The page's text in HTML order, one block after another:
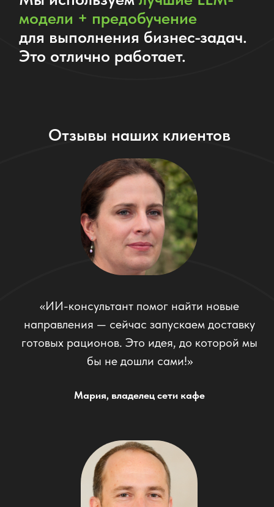
ПРОТЕСТИРОВАТЬ ИИ СОТРУДНИКА